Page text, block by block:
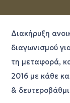
Διακήρυξη
διαγωνισμού
τη μεταφορά,
2016 με κάθε
&